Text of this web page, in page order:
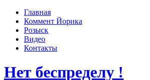
Главная
Коммент Йорика
Розыск
Видео
Контакты
Нет беспределу !